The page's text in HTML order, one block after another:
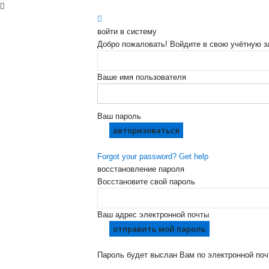
войти в систему
Добро пожаловать! Войдите в свою учётную
Ваше имя пользователя
Ваш пароль
Forgot your password? Get help
восстановление пароля
Восстановите свой пароль
Ваш адрес электронной почты
Пароль будет выслан Вам по электронной